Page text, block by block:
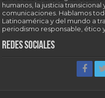
humanos, la justicia
comunicaciones. Hablamos
Latinoamérica y del mundo a
periodismo responsable, ético
Redes sociales